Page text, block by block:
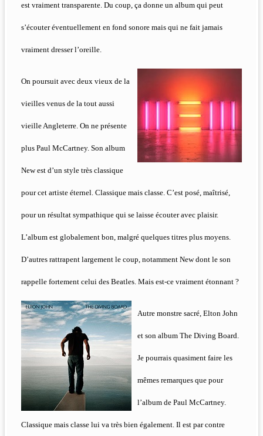
est vraiment transparente. Du coup, ça donne un album qui peut
s’écouter éventuellement en fond sonore mais qui ne fait jamais
vraiment dresser l’oreille.
On poursuit avec deux vieux de la
vieilles venus de la tout aussi
vieille Angleterre. On ne présente
plus Paul McCartney. Son album
New est d’un style très classique
pour cet artiste éternel. Classique mais classe. C’est posé, maîtrisé,
pour un résultat sympathique qui se laisse écouter avec plaisir.
L’album est globalement bon, malgré quelques titres plus moyens.
D’autres rattrapent largement le coup, notamment New dont le son
rappelle fortement celui des Beatles. Mais est-ce vraiment étonnant ?
Autre monstre sacré, Elton John
et son album The Diving Board.
Je pourrais quasiment faire les
mêmes remarques que pour
l’album de Paul McCartney.
Classique mais classe lui va très bien également. Il est par contre